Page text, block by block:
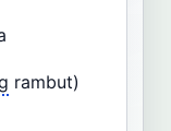
rambut)